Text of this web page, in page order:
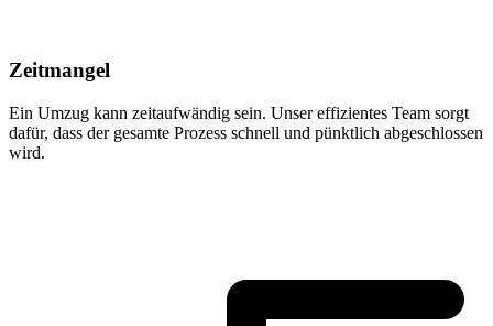
Zeitmangel
Ein Umzug kann zeitaufwändig sein. Unser effizientes Team sorgt
dafür, dass der gesamte Prozess schnell und pünktlich abgeschlossen
wird.